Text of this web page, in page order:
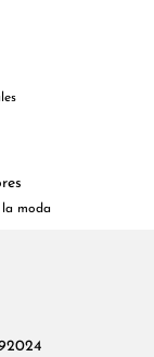
la moda